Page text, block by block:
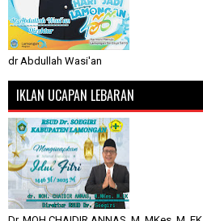
dr Abdullah Wasi'an
IKLAN UCAPAN LEBARAN